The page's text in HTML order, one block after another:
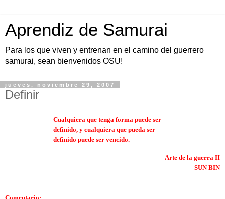
Aprendiz de Samurai
Para los que viven y entrenan en el camino del guerrero
samurai, sean bienvenidos OSU!
jueves, noviembre 29, 2007
Definir
Cualquiera que tenga forma puede ser
definido, y cualquiera que pueda ser
definido puede ser vencido.
Arte de la guerra II
SUN BIN